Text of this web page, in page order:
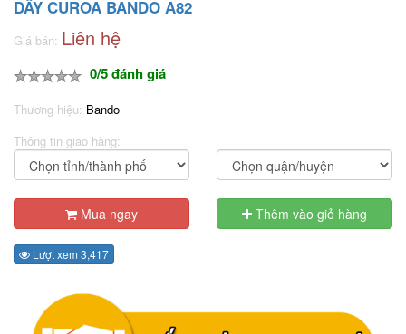
DÂY CUROA BANDO A82
Giá bán: Liên hệ
0/5 đánh giá
Thương hiệu: Bando
Thông tin giao hàng:
Mua ngay Thêm vào giỏ hàng
Lượt xem 3,417